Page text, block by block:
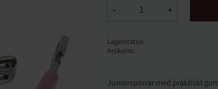
+
-
Lagerstatus
Artikelnr
Juniorsporrar med praktiskt